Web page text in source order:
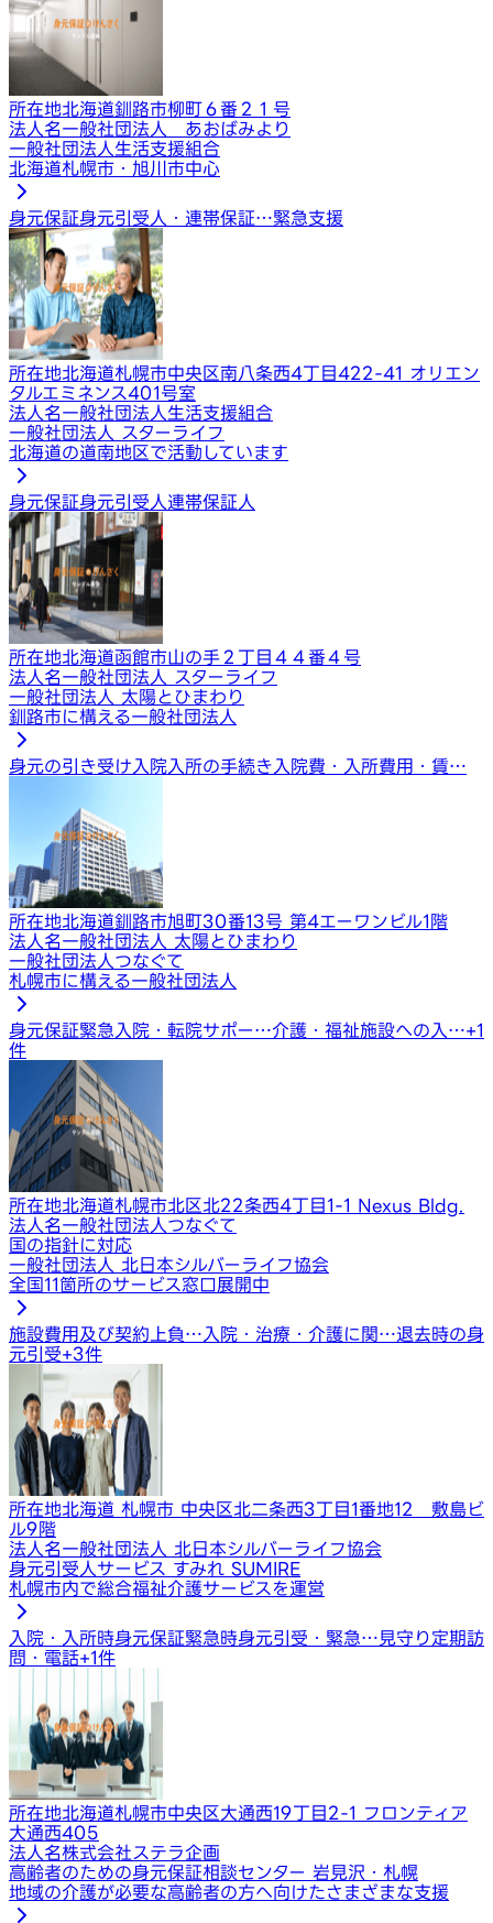
所在地北海道釧路市柳町６番２１号
法人名一般社団法人 あおばみより
一般社団法人生活支援組合
北海道札幌市・旭川市中心
身元保証身元引受人・連帯保証…緊急支援
所在地北海道札幌市中央区南八条西4丁目422-41 オリエン
タルエミネンス401号室
法人名一般社団法人生活支援組合
一般社団法人 スターライフ
北海道の道南地区で活動しています
身元保証身元引受人連帯保証人
所在地北海道函館市山の手２丁目４４番４号
法人名一般社団法人 スターライフ
一般社団法人 太陽とひまわり
釧路市に構える一般社団法人
身元の引き受け 入院入所の手続き 入院費・入所費用・賃…
所在地北海道釧路市旭町30番13号 第4エーワンビル1階
法人名一般社団法人 太陽とひまわり
一般社団法人つなぐて
札幌市に構える一般社団法人
身元保証緊急入院・転院サポー…介護・福祉施設への入…+1
件
所在地北海道札幌市北区北22条西4丁目1-1 Nexus Bldg.
法人名一般社団法人つなぐて
国の指針に対応
一般社団法人 北日本シルバーライフ協会
全国11箇所のサービス窓口展開中
施設費用及び契約上負… 入院・治療・介護に関…退去時の身
元引受+3件
所在地北海道 札幌市 中央区北二条西3丁目1番地12 敷島ビ
ル9階
法人名一般社団法人 北日本シルバーライフ協会
身元引受人サービス すみれ SUMIRE
札幌市内で総合福祉介護サービスを運営
入院・入所時身元保証緊急時身元引受・緊急…見守り定期訪
問・電話+1件
所在地北海道札幌市中央区大通西19丁目2-1 フロンティア
大通西405
法人名株式会社ステラ企画
高齢者のための身元保証相談センター 岩見沢・札幌
地域の介護が必要な高齢者の方へ向けたさまざまな支援